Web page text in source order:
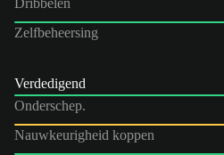
Zelfbeheersing
Verdedigend
Onderschep.
Nauwkeurigheid koppen